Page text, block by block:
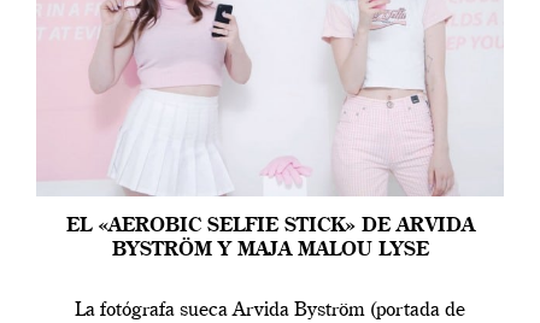
EL «AEROBIC SELFIE STICK» DE ARVIDA
BYSTRÖM Y MAJA MALOU LYSE
La fotógrafa sueca Arvida Byström (portada de